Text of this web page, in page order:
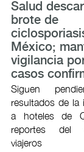
Salud
brote de
México;
vigilancia
casos
Siguen
resultados de la
a hoteles de
reportes del
viajeros